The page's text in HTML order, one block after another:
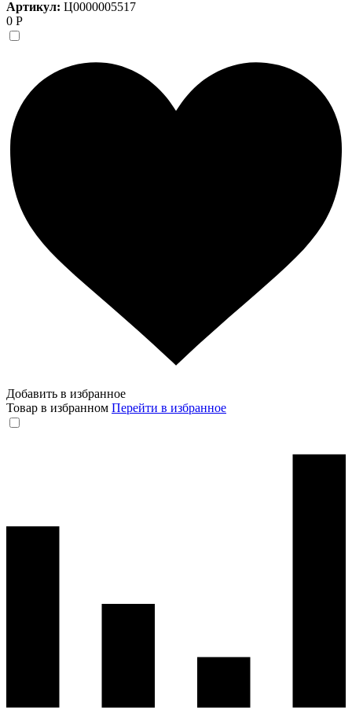
Артикул: Ц0000005517
0 Р
Добавить в избранное
Товар в избранном Перейти в избранное